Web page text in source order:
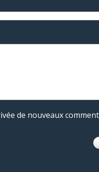
de nouveaux